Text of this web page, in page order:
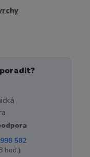
582
hod.)